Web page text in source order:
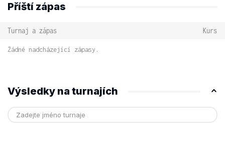
Příští zápas
Turnaj a zápas Kurs
Žádné nadcházející zápasy.
Výsledky na turnajích